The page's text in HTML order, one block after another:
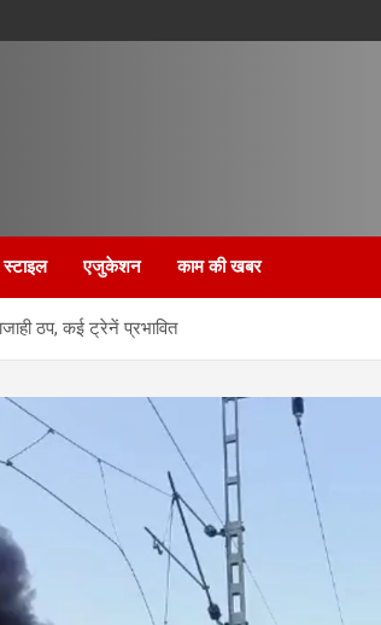
एजुकेशन काम की खबर
ठप, कई ट्रेनें प्रभावित